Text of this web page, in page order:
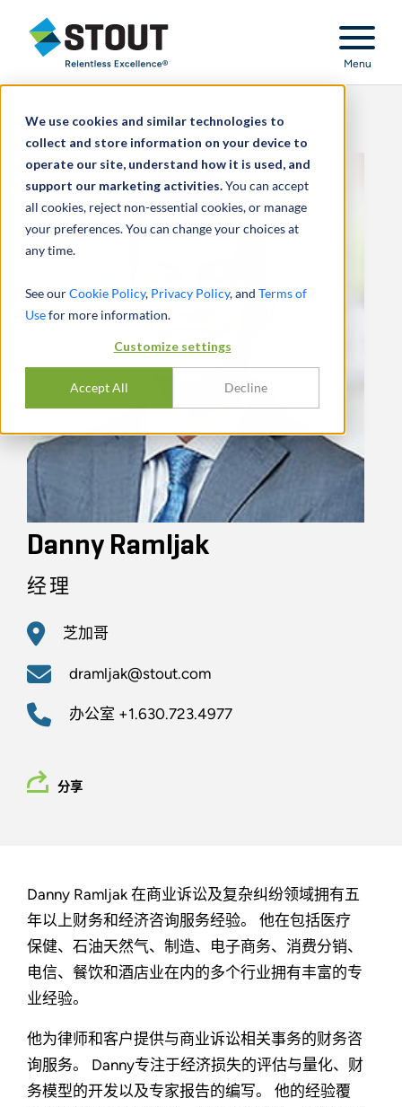
We use cookies and similar technologies to
collect and store information on your device to
operate our site, understand how it is used, and
support our marketing activities.You can accept
all cookies, reject non-essential cookies, or manage
your preferences. You can change your choices at
any time.
See ourCookie Policy, Privacy Policy, and Terms of
Usefor more information.
Customize settings
Accept All Decline
Stout Relentless Excellence
Menu
Danny Ramljak
经理
芝加哥
dramljak@stout.com
办公室 +1.630.723.4977
分享
Danny Ramljak 在商业诉讼及复杂纠纷领域拥有五
年以上财务和经济咨询服务经验。 他在包括医疗
保健、石油天然气、制造、电子商务、消费分销、
电信、餐饮和酒店业在内的多个行业拥有丰富的专
业经验。
他为律师和客户提供与商业诉讼相关事务的财务咨
询服务。 Danny专注于经济损失的评估与量化、财
务模型的开发以及专家报告的编写。 他的经验覆